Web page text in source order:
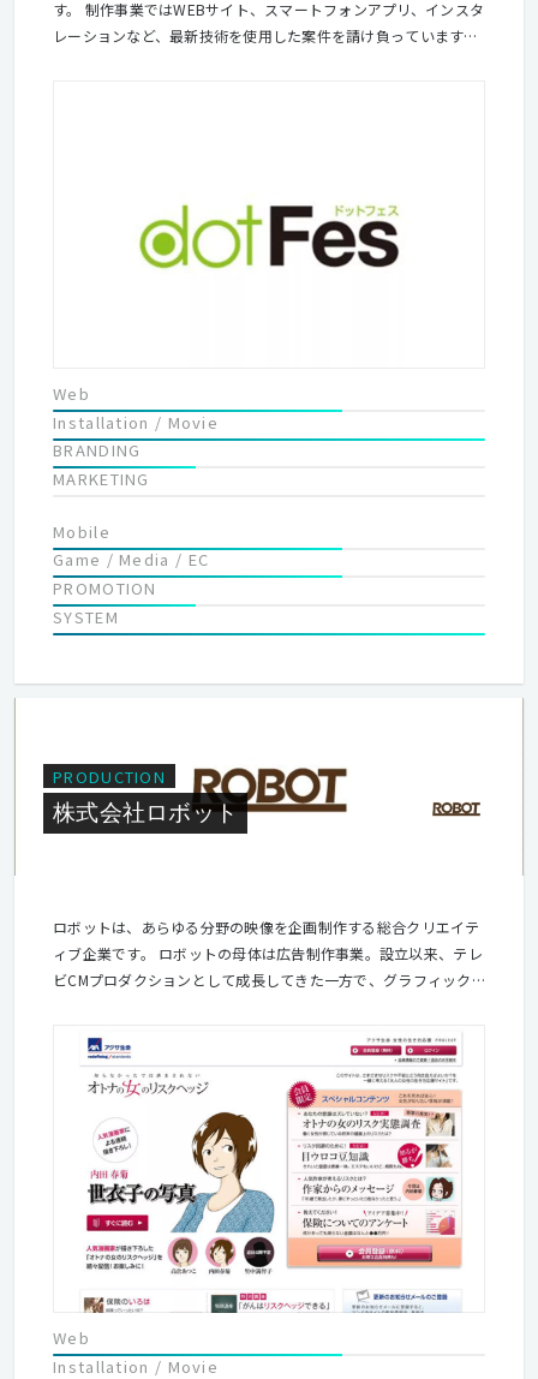
す。 制作事業ではWEBサイト、スマートフォンアプリ、インスタ
レーションなど、最新技術を使用した案件を請け負っています。
Web
Installation / Movie
BRANDING
MARKETING
Mobile
Game / Media / EC
PROMOTION
SYSTEM
PRODUCTION
株式会社ロボット
ロボットは、あらゆる分野の映像を企画制作する総合クリエイテ
ィブ企業です。 ロボットの母体は広告制作事業。設立以来、テレ
ビCMプロダクションとして成長してきた一方で、グラフィック
んできました。 またWeb広告のチームも早くから立上げて実績
を積んでおり、テレビ媒体からネットまで拡がるクロスメディア
コミュニケーションの企画制作を展開しています。
Web
Installation / Movie